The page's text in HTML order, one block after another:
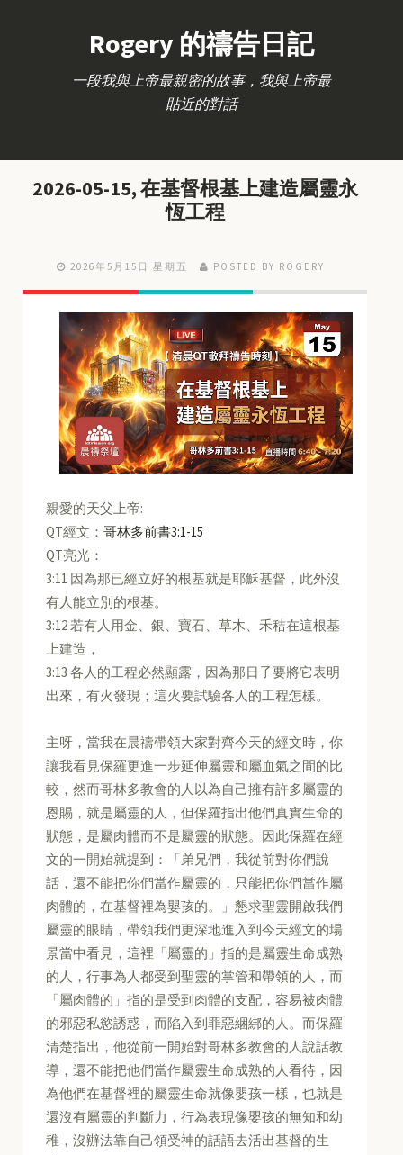
Rogery 的禱告日記
一段我與上帝最親密的故事，我與上帝最
貼近的對話
2026-05-15, 在基督根基上建造屬靈永
恆工程
2026年5月15日 星期五 POSTED BY ROGERY
親愛的天父上帝:
QT經文：哥林多前書3:1-15
QT亮光：
3:11 因為那已經立好的根基就是耶穌基督，此外沒
有人能立別的根基。
3:12 若有人用金、銀、寶石、草木、禾秸在這根基
上建造，
3:13 各人的工程必然顯露，因為那日子要將它表明
出來，有火發現；這火要試驗各人的工程怎樣。
主呀，當我在晨禱帶領大家對齊今天的經文時，你
讓我看見保羅更進一步延伸屬靈和屬血氣之間的比
較，然而哥林多教會的人以為自己擁有許多屬靈的
恩賜，就是屬靈的人，但保羅指出他們真實生命的
狀態，是屬肉體而不是屬靈的狀態。因此保羅在經
文的一開始就提到：「弟兄們，我從前對你們說
話，還不能把你們當作屬靈的，只能把你們當作屬
肉體的，在基督裡為嬰孩的。」懇求聖靈開啟我們
屬靈的眼睛，帶領我們更深地進入到今天經文的場
景當中看見，這裡「屬靈的」指的是屬靈生命成熟
的人，行事為人都受到聖靈的掌管和帶領的人，而
「屬肉體的」指的是受到肉體的支配，容易被肉體
的邪惡私慾誘惑，而陷入到罪惡綑綁的人。而保羅
清楚指出，他從前一開始對哥林多教會的人說話教
導，還不能把他們當作屬靈生命成熟的人看待，因
為他們在基督裡的屬靈生命就像嬰孩一樣，也就是
還沒有屬靈的判斷力，行為表現像嬰孩的無知和幼
稚，沒辦法靠自己領受神的話語去活出基督的生